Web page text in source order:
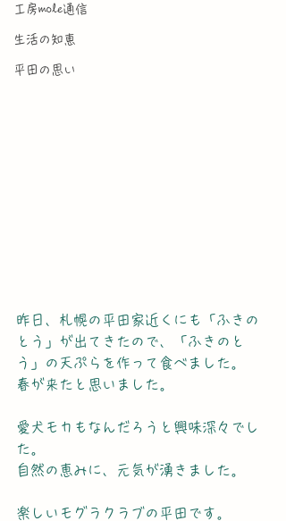
工房mole通信
生活の知恵
平田の思い
昨日、札幌の平田家近くにも「ふきの
とう」が出てきたので、「ふきのと
う」の天ぷらを作って食べました。
春が来たと思いました。
愛犬モカもなんだろうと興味深々でし
た。
自然の恵みに、元気が湧きました。
楽しいモグラクラブの平田です。